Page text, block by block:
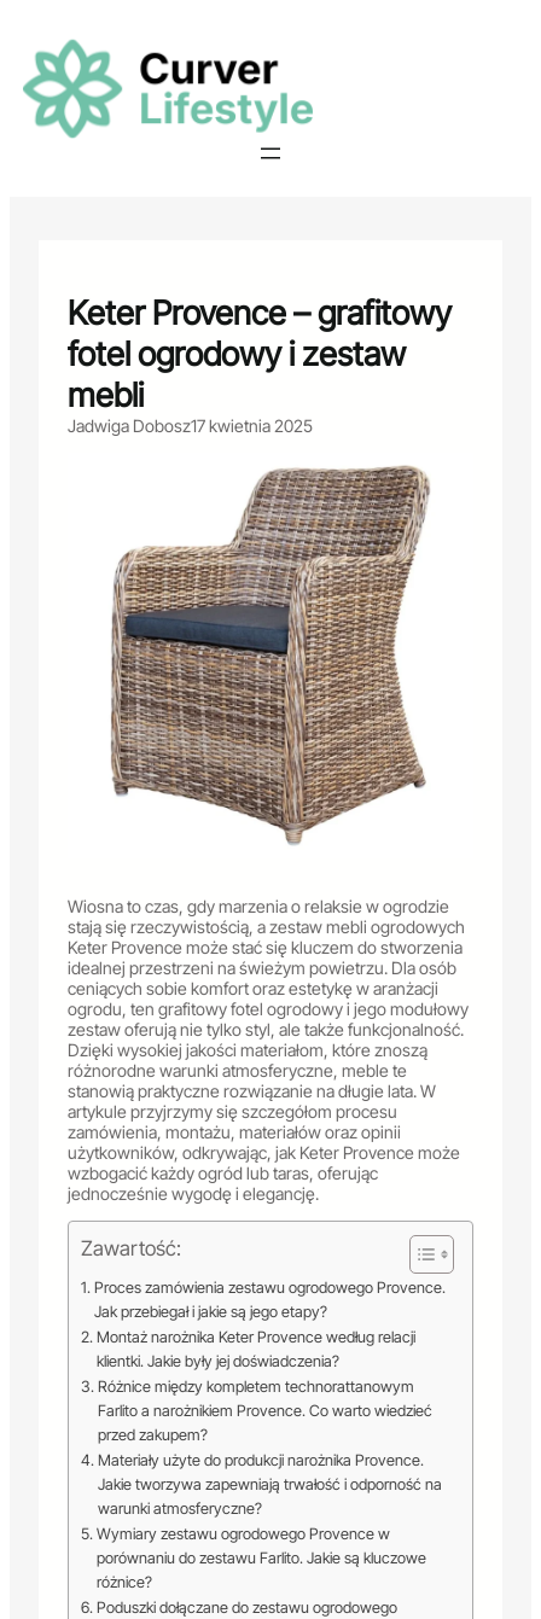
treści
Keter Provence – grafitowy
fotel ogrodowy i zestaw
mebli
Jadwiga Dobosz17 kwietnia 2025
Wiosna to czas, gdy marzenia o relaksie w ogrodzie
stają się rzeczywistością, a zestaw mebli ogrodowych
Keter Provence może stać się kluczem do stworzenia
idealnej przestrzeni na świeżym powietrzu. Dla osób
ceniących sobie komfort oraz estetykę w aranżacji
ogrodu, ten grafitowy fotel ogrodowy i jego modułowy
zestaw oferują nie tylko styl, ale także funkcjonalność.
Dzięki wysokiej jakości materiałom, które znoszą
różnorodne warunki atmosferyczne, meble te
stanowią praktyczne rozwiązanie na długie lata. W
artykule przyjrzymy się szczegółom procesu
zamówienia, montażu, materiałów oraz opinii
użytkowników, odkrywając, jak Keter Provence może
wzbogacić każdy ogród lub taras, oferując
jednocześnie wygodę i elegancję.
Zawartość:
Proces zamówienia zestawu ogrodowego Provence.
Jak przebiegał i jakie są jego etapy?
Montaż narożnika Keter Provence według relacji
klientki. Jakie były jej doświadczenia?
Różnice między kompletem technorattanowym
Farlito a narożnikiem Provence. Co warto wiedzieć
przed zakupem?
Materiały użyte do produkcji narożnika Provence.
Jakie tworzywa zapewniają trwałość i odporność na
warunki atmosferyczne?
Wymiary zestawu ogrodowego Provence w
porównaniu do zestawu Farlito. Jakie są kluczowe
różnice?
Poduszki dołączane do zestawu ogrodowego